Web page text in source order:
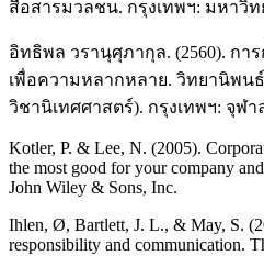
สื่อสารมวลชน. กรุงเทพฯ: มหาวิ
อิทธิพล วรานุศุภากุล. (2560). ก
เพื่อความหลากหลาย. วิทยานิพ
วิชานิเทศศาสตร์). กรุงเทพฯ: จุฬ
Kotler, P. & Lee, N. (2005).
the most good for your company
John Wiley & Sons, Inc.
Ihlen, Ø, Bartlett, J. L., & May, S.
responsibility and communication.